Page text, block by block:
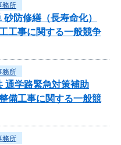
務所
防修繕（長寿命化）
工事に関する一般競争
務所
通学路緊急対策補助
備工事に関する一般競
務所